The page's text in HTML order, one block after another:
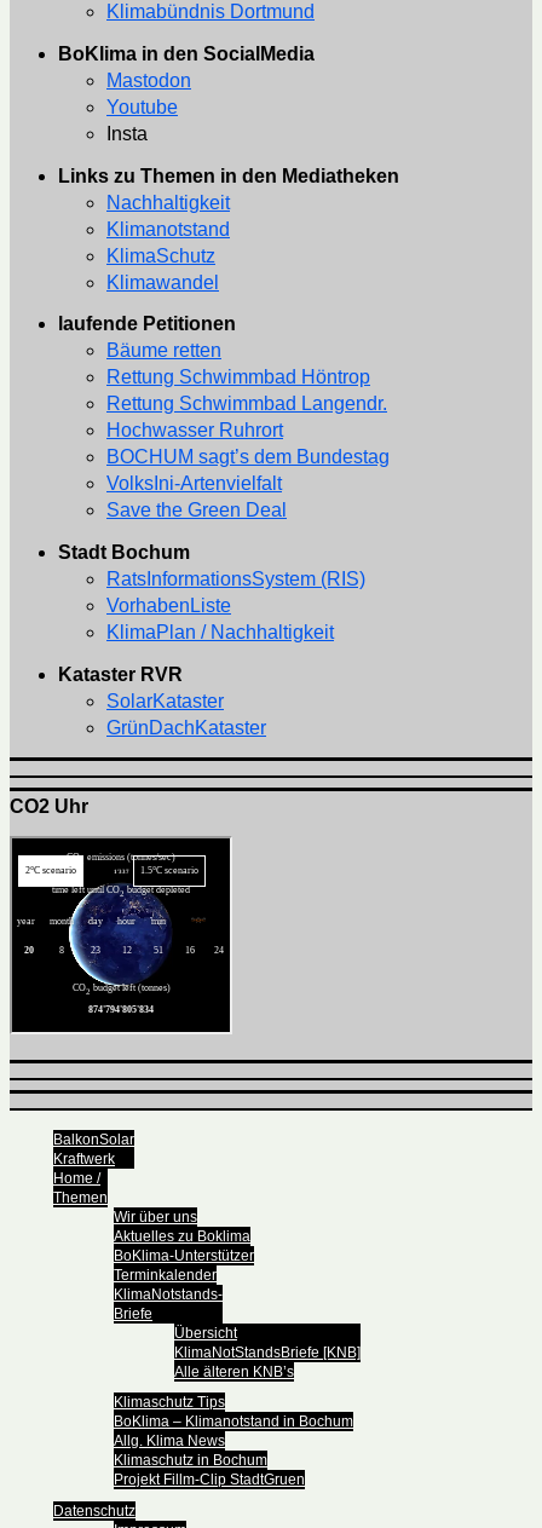
Klimabündnis Dortmund
BoKlima in den SocialMedia
Mastodon
Youtube
Insta
Links zu Themen in den Mediatheken
Nachhaltigkeit
Klimanotstand
KlimaSchutz
Klimawandel
laufende Petitionen
Bäume retten
Rettung Schwimmbad Höntrop
Rettung Schwimmbad Langendr.
Hochwasser Ruhrort
BOCHUM sagt’s dem Bundestag
VolksIni-Artenvielfalt
Save the Green Deal
Stadt Bochum
RatsInformationsSystem (RIS)
VorhabenListe
KlimaPlan / Nachhaltigkeit
Kataster RVR
SolarKataster
GrünDachKataster
CO2 Uhr
BalkonSolar
Kraftwerk
Home /
Themen
Wir über uns
Aktuelles zu Boklima
BoKlima-Unterstützer
Terminkalender
KlimaNotstands-
Briefe
Übersicht
KlimaNotStandsBriefe [KNB]
Alle älteren KNB’s
Klimaschutz Tips
BoKlima – Klimanotstand in Bochum
Allg. Klima News
Klimaschutz in Bochum
Projekt Fillm-Clip StadtGruen
Datenschutz